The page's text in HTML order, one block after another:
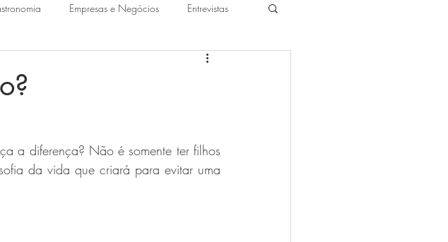
Empresas e Negócios Entrevistas
Lucas Eibs
luis-pissaia Andrea Oliveira
a diferença? Não é somente ter filhos
da vida que criará para evitar uma